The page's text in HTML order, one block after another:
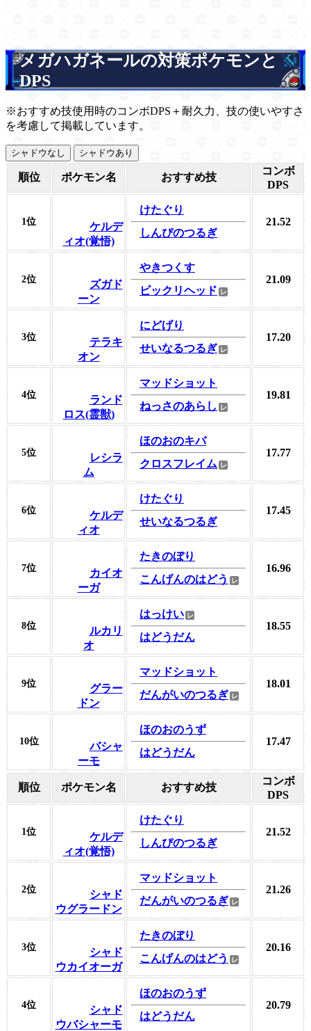
メガハガネールの対策ポケモンと
DPS
※おすすめ技使用時のコンボDPS＋耐久力、技の使いやすさ
を考慮して掲載しています。
シャドウなし シャドウあり
順位 ポケモン名 おすすめ技
コンボ
DPS
1位
ケルデ
ィオ(覚悟)
けたぐり
しんぴのつるぎ
21.52
2位
ズガド
ーン
やきつくす
ビックリヘッド
21.09
3位
テラキ
オン
にどげり
せいなるつるぎ
17.20
4位
ランド
ロス(霊獣)
マッドショット
ねっさのあらし
19.81
5位
レシラ
ム
ほのおのキバ
クロスフレイム
17.77
6位
ケルデ
ィオ
けたぐり
せいなるつるぎ
17.45
7位
カイオ
ーガ
たきのぼり
こんげんのはどう
16.96
8位
ルカリ
オ
はっけい
はどうだん
18.55
9位
グラー
ドン
マッドショット
だんがいのつるぎ
18.01
10位
バシャ
ーモ
ほのおのうず
はどうだん
17.47
順位 ポケモン名 おすすめ技
コンボ
DPS
1位
ケルデ
ィオ(覚悟)
けたぐり
しんぴのつるぎ
21.52
2位
シャド
ウグラードン
マッドショット
だんがいのつるぎ
21.26
3位
シャド
ウカイオーガ
たきのぼり
こんげんのはどう
20.16
4位
シャド
ウバシャーモ
ほのおのうず
はどうだん
20.79